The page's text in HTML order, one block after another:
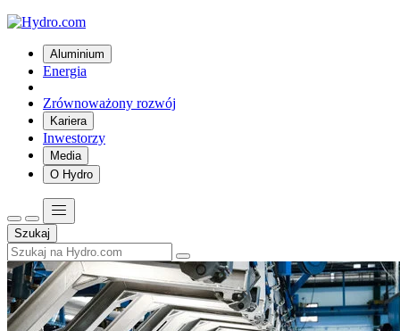
Aluminium
Energia
Zrównoważony rozwój
Kariera
Inwestorzy
Media
O Hydro
Szukaj